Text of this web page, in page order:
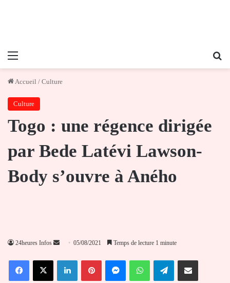
Menu
Accueil / Culture
Culture
Togo : une régence dirigée
par Bede Latévi Lawson-
Body s’ouvre à Aného
24heures Infos
Envoyer
courriel
05/08/2021 Temps de lecture 1 minute
FacebookX LinkedinPinterestMessengerWhatsAppTelegramPartager par email